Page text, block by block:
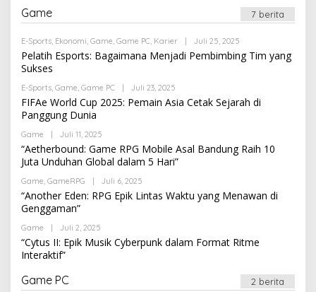
Game 7 berita
E-Sports, Ekonomi, Game, Game PC, Karier Juli 25, 2025
Pelatih Esports: Bagaimana Menjadi Pembimbing Tim yang
Sukses
E-Sports, Game, Game PC Juli 23, 2025
Newssportsaz_0q4zf1
FIFAe World Cup 2025: Pemain Asia Cetak Sejarah di
Panggung Dunia
Game Juli 11, 2025
Newssportsaz_0q4zf1
“Aetherbound: Game RPG Mobile Asal Bandung Raih 10
Juta Unduhan Global dalam 5 Hari”
Game, GameRPG Juli 6, 2025
Newssportsaz_0q4zf1
“Another Eden: RPG Epik Lintas Waktu yang Menawan di
Genggaman”
Game Juli 2, 2025
Newssportsaz_0q4zf1
“Cytus II: Epik Musik Cyberpunk dalam Format Ritme
Interaktif”
Game PC 2 berita